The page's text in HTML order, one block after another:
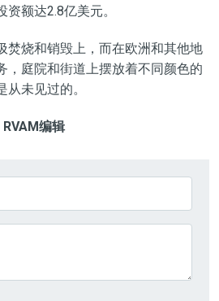
额达2.8亿美元。
焚烧和销毁上，而在欧洲和其他地
，庭院和街道上摆放着不同颜色的
未见过的。
编辑